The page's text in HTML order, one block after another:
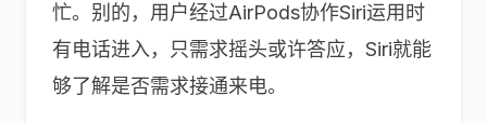
忙。别的，用户经过AirPods协作Siri运用时
有电话进入，只需求摇头或许答应，Siri就能
够了解是否需求接通来电。